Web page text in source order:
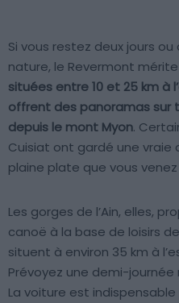
Si vous restez deux jours
nature, le Revermont
situées entre 10 et 25 km à
offrent des panoramas sur
depuis le mont Myon.
Cuisiat ont gardé une vraie
plaine plate que vous
Les gorges de l’Ain, elles,
canoë à la base de loisirs
situent à environ 35 km à
Prévoyez une demi-
La voiture est